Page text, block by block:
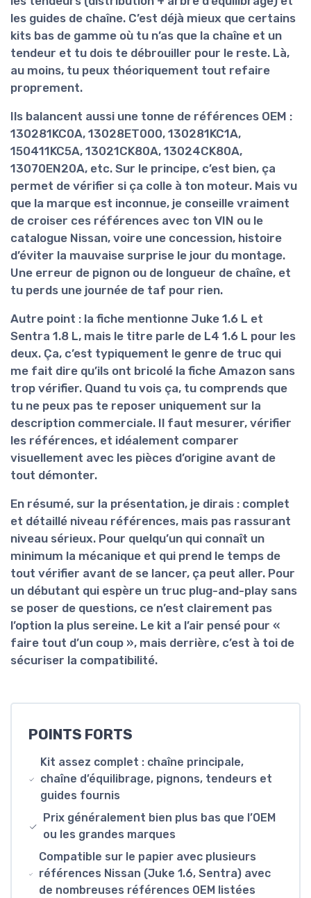
les guides de chaîne. C’est déjà mieux que certains
kits bas de gamme où tu n’as que la chaîne et un
tendeur et tu dois te débrouiller pour le reste. Là,
au moins, tu peux théoriquement tout refaire
proprement.
Ils balancent aussi une tonne de références OEM :
130281KC0A, 13028ET000, 130281KC1A,
150411KC5A, 13021CK80A, 13024CK80A,
13070EN20A, etc. Sur le principe, c’est bien, ça
permet de vérifier si ça colle à ton moteur. Mais vu
que la marque est inconnue, je conseille vraiment
de croiser ces références avec ton VIN ou le
catalogue Nissan, voire une concession, histoire
d’éviter la mauvaise surprise le jour du montage.
Une erreur de pignon ou de longueur de chaîne, et
tu perds une journée de taf pour rien.
Autre point : la fiche mentionne Juke 1.6 L et
Sentra 1.8 L, mais le titre parle de L4 1.6 L pour les
deux. Ça, c’est typiquement le genre de truc qui
me fait dire qu’ils ont bricolé la fiche Amazon sans
trop vérifier. Quand tu vois ça, tu comprends que
tu ne peux pas te reposer uniquement sur la
description commerciale. Il faut mesurer, vérifier
les références, et idéalement comparer
visuellement avec les pièces d’origine avant de
tout démonter.
En résumé, sur la présentation, je dirais : complet
et détaillé niveau références, mais pas rassurant
niveau sérieux. Pour quelqu’un qui connaît un
minimum la mécanique et qui prend le temps de
tout vérifier avant de se lancer, ça peut aller. Pour
un débutant qui espère un truc plug-and-play sans
se poser de questions, ce n’est clairement pas
l’option la plus sereine. Le kit a l’air pensé pour «
faire tout d’un coup », mais derrière, c’est à toi de
sécuriser la compatibilité.
POINTS FORTS
Kit assez complet : chaîne principale,
chaîne d’équilibrage, pignons, tendeurs et
guides fournis
Prix généralement bien plus bas que l’OEM
ou les grandes marques
Compatible sur le papier avec plusieurs
références Nissan (Juke 1.6, Sentra) avec
de nombreuses références OEM listées